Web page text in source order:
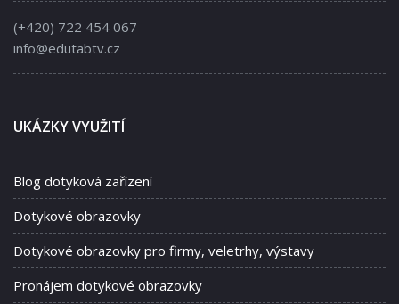
(+420) 722 454 067
info@edutabtv.cz
UKÁZKY VYUŽITÍ
Blog dotyková zařízení
Dotykové obrazovky
Dotykové obrazovky pro firmy, veletrhy, výstavy
Pronájem dotykové obrazovky